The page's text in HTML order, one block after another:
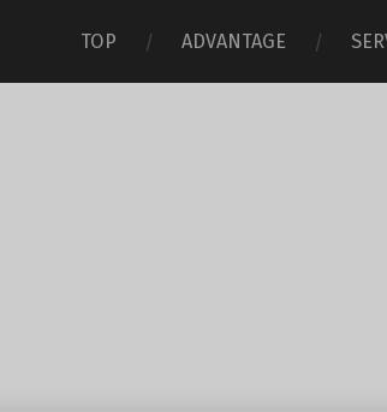
TOP ADVANTAGE